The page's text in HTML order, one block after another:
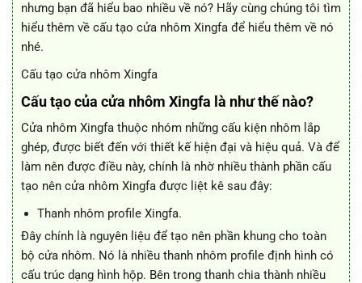
nhưng bạn đã hiểu bao nhiều về nó? Hãy cùng chúng tôi tìm
hiểu thêm về cấu tạo cửa nhôm Xingfa để hiểu thêm về nó
nhé.
Cấu tạo cửa nhôm Xingfa
Cấu tạo của cửa nhôm Xingfa là như thế nào?
Cửa nhôm Xingfa thuộc nhóm những cấu kiện nhôm lắp
ghép, được biết đến với thiết kế hiện đại và hiệu quả. Và để
làm nên được điều này, chính là nhờ nhiều thành phần cấu
tạo nên cửa nhôm Xingfa được liệt kê sau đây:
Thanh nhôm profile Xingfa.
Đây chính là nguyên liệu để tạo nên phần khung cho toàn
bộ cửa nhôm. Nó là nhiều thanh nhôm profile định hình có
cấu trúc dạng hình hộp. Bên trong thanh chia thành nhiều